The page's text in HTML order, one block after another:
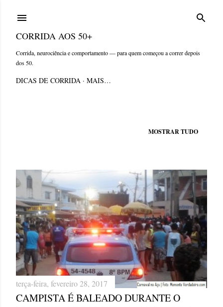
CORRIDA AOS 50+
Corrida, neurociência e comportamento — para quem começou a correr depois
dos 50.
DICAS DE CORRIDA MAIS…
s
t
a
g
e
n
s
MOSTRAR TUDO
terça-feira, fevereiro 28, 2017
CAMPISTA É BALEADO DURANTE O